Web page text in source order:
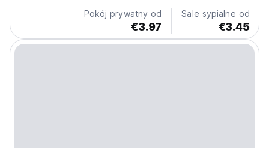
Market, Hospital, public transport all...
Pokój prywatny od
€3.97
Sale sypialne od
€3.45